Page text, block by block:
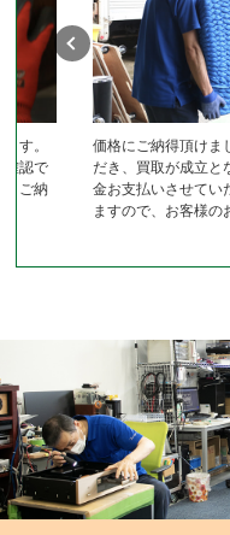
す。
確認で
、ご納
価格にご納得頂けま
だき、買取が成立と
金お支払いさせてい
ますので、お客様の